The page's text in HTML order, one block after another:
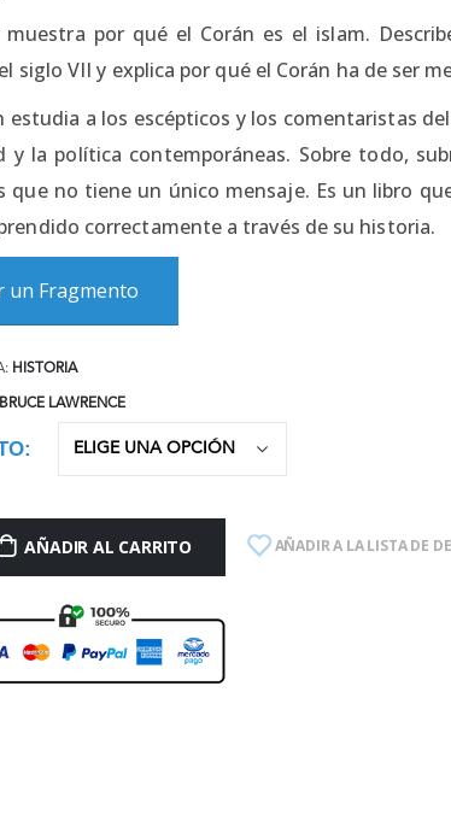
muestra por qué el Corán es el islam.
siglo VII y explica por qué el Corán ha de ser
estudia a los escépticos y los comentaristas
y la política contemporáneas. Sobre todo,
que no tiene un único mensaje. Es un libro
correctamente a través de su historia.
un Fragmento
HISTORIA
BRUCE LAWRENCE
AÑADIR AL CARRITO AÑADIR A LA LISTA DE